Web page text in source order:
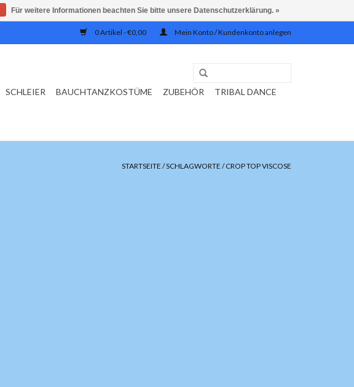
0 Artikel - €0,00 Mein Konto / Kundenkonto anlegen
SCHLEIER BAUCHTANZKOSTÜME ZUBEHÖR
TRIBAL DANCE
STARTSEITE /SCHLAGWORTE /CROP TOP VISCOSE
Für weitere Informationen beachten Sie bitte unsere Datenschutzerklärung. »